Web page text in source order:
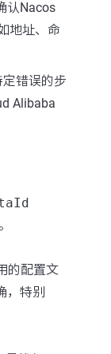
认Nacos
地址、命
错误的步
Alibaba
的配置文
，特别